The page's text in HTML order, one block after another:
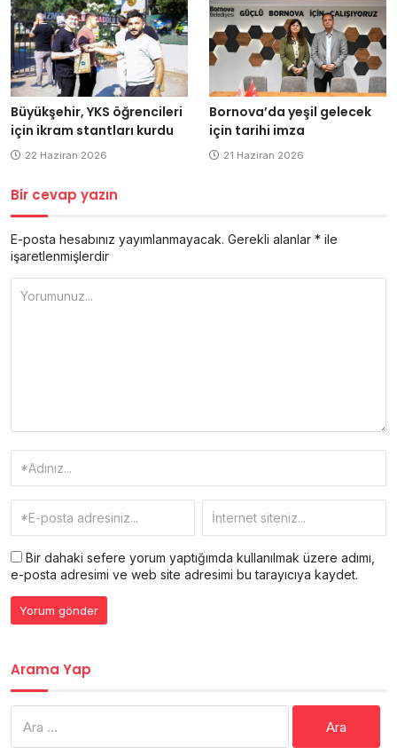
Büyükşehir, YKS öğrencileri
için ikram stantları kurdu
22 Haziran 2026
Bornova’da yeşil gelecek
için tarihi imza
21 Haziran 2026
Bir cevap yazın
E-posta hesabınız yayımlanmayacak. Gerekli alanlar * ile
işaretlenmişlerdir
Bir dahaki sefere yorum yaptığımda kullanılmak üzere adımı,
e-posta adresimi ve web site adresimi bu tarayıcıya kaydet.
Arama Yap